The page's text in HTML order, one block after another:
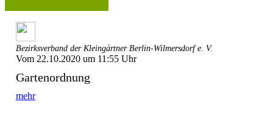
Bezirksverband der Kleingärtner Berlin-Wilmersdorf e. V.
Vom 22.10.2020 um 11:55 Uhr
Gartenordnung
mehr